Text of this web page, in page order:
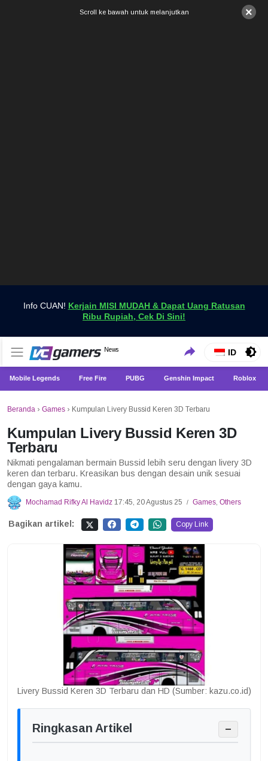
×
Scroll ke bawah untuk melanjutkan
Info CUAN! Kerjain MISI MUDAH & Dapat Uang Ratusan
Ribu Rupiah, Cek Di Sini!
VCGamers News
News
Dapatkan Berita Games Terbaru Hanya di VCGamers
ID
Mobile Legends Free Fire PUBG Genshin Impact Roblox
Beranda › Games › Kumpulan Livery Bussid Keren 3D Terbaru
Kumpulan Livery Bussid Keren 3D
Terbaru
Nikmati pengalaman bermain Bussid lebih seru dengan livery 3D
keren dan terbaru. Kreasikan bus dengan desain unik sesuai
dengan gaya kamu.
Mochamad Rifky Al Havidz 17:45, 20 Agustus 25 / Games, Others
Bagikan artikel: Copy Link
Livery Bussid Keren 3D Terbaru dan HD (Sumber: kazu.co.id)
Ringkasan Artikel −